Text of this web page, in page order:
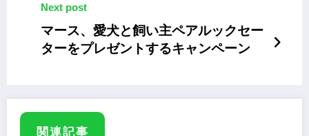
Next post
マース、愛犬と飼い主ペアルックセー
ターをプレゼントするキャンペーン
関連記事